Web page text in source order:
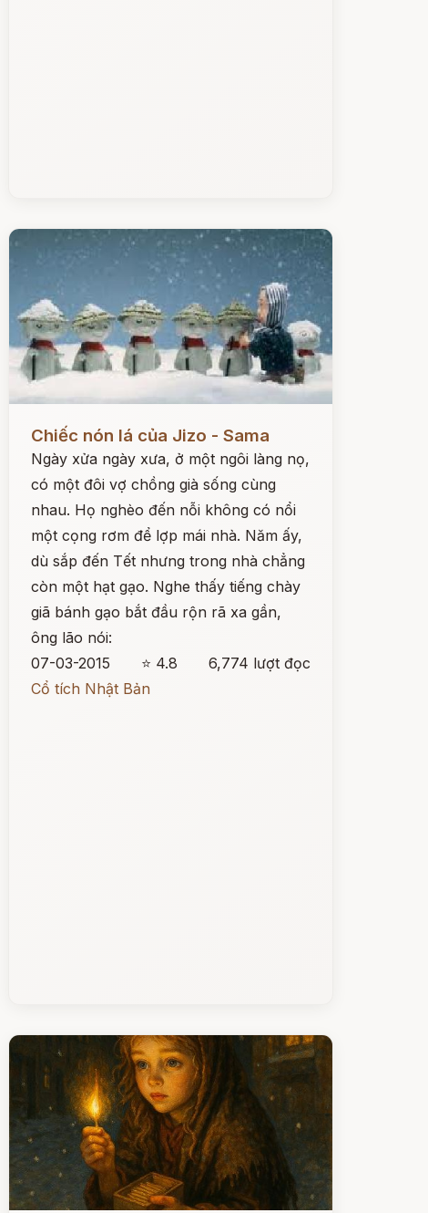
Đọc ngay
Chiếc nón lá của Jizo - Sama
Ngày xửa ngày xưa, ở một ngôi làng nọ,
có một đôi vợ chồng già sống cùng
nhau. Họ nghèo đến nỗi không có nổi
một cọng rơm để lợp mái nhà. Năm ấy,
dù sắp đến Tết nhưng trong nhà chẳng
còn một hạt gạo. Nghe thấy tiếng chày
giã bánh gạo bắt đầu rộn rã xa gần,
ông lão nói:
07-03-2015
⭐ 4.8
6,774 lượt đọc
Cổ tích Nhật Bản